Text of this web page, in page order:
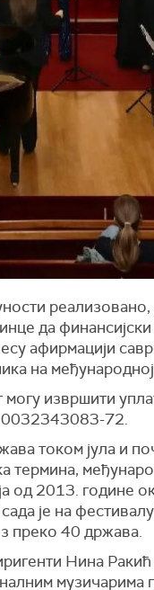
реализовано,
да
афирмацији
на
извршити
72.
током јула и
термина,
од 2013. године
је на фестивалу
преко 40 држава.
Нина Ракић
музичарима